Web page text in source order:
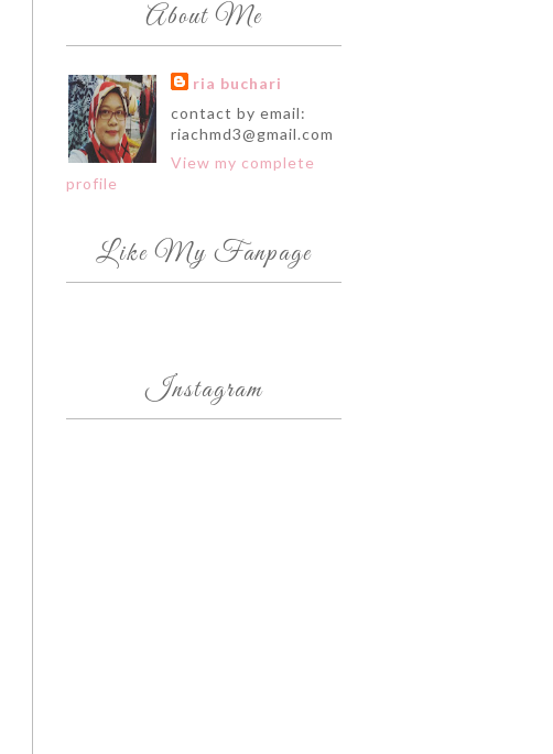
About Me
ria buchari
contact by email:
riachmd3@gmail.com
View my complete
profile
Like My Fanpage
Instagram